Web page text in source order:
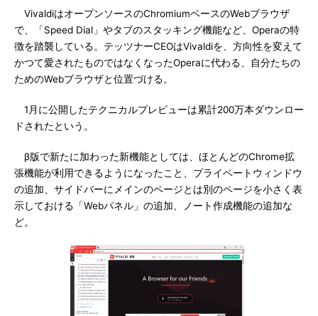
VivaldiはオープンソースのChromiumベースのWebブラウザ
で、「Speed Dial」やタブのスタッキング機能など、Operaの特
徴を踏襲している。テッツナーCEOはVivaldiを、方向性を変えて
かつて愛されたものではなくなったOperaに代わる、自分たちの
ためのWebブラウザと位置づける。
1月に公開したテクニカルプレビューは累計200万本ダウンロー
ドされたという。
β版で新たに加わった新機能としては、ほとんどのChrome拡
張機能が利用できるようになったこと、プライベートウィンドウ
の追加、サイドバーにメインのページとは別のページを小さく表
示しておける「Webパネル」の追加、ノート作成機能の追加な
ど。